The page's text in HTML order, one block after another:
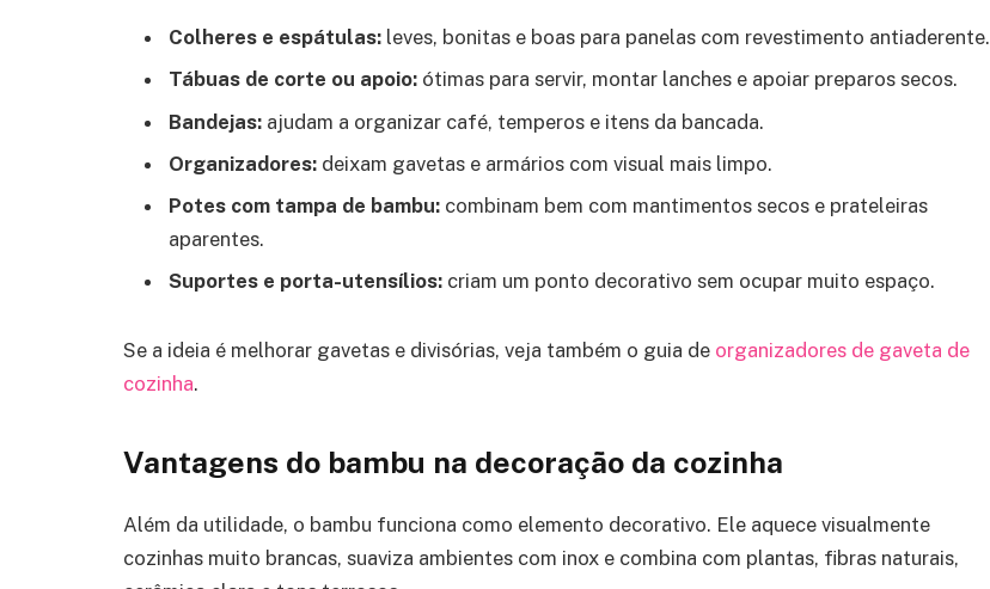
Colheres e espátulas: leves, bonitas e boas para panelas com revestimento antiaderente.
Tábuas de corte ou apoio: ótimas para servir, montar lanches e apoiar preparos secos.
Bandejas: ajudam a organizar café, temperos e itens da bancada.
Organizadores: deixam gavetas e armários com visual mais limpo.
Potes com tampa de bambu: combinam bem com mantimentos secos e prateleiras
aparentes.
Suportes e porta-utensílios: criam um ponto decorativo sem ocupar muito espaço.
Se a ideia é melhorar gavetas e divisórias, veja também o guia de organizadores de gaveta de
cozinha.
Vantagens do bambu na decoração da cozinha
Além da utilidade, o bambu funciona como elemento decorativo. Ele aquece visualmente
cozinhas muito brancas, suaviza ambientes com inox e combina com plantas, fibras naturais,